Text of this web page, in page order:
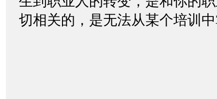
切相关的，是无法从某个培训